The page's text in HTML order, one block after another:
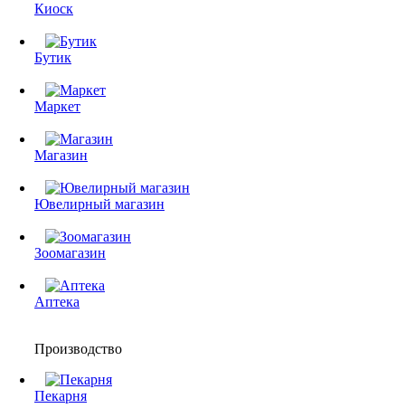
Киоск
Бутик
Маркет
Магазин
Ювелирный магазин
Зоомагазин
Аптека
Производство
Пекарня